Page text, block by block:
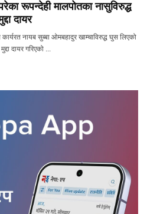
रूपन्देही मालपोतका नासुविरुद्ध
दायर
नायब सुब्बा ओमबहादुर खाम्चाविरुद्ध घुस लिएको
दायर गरिएको ...